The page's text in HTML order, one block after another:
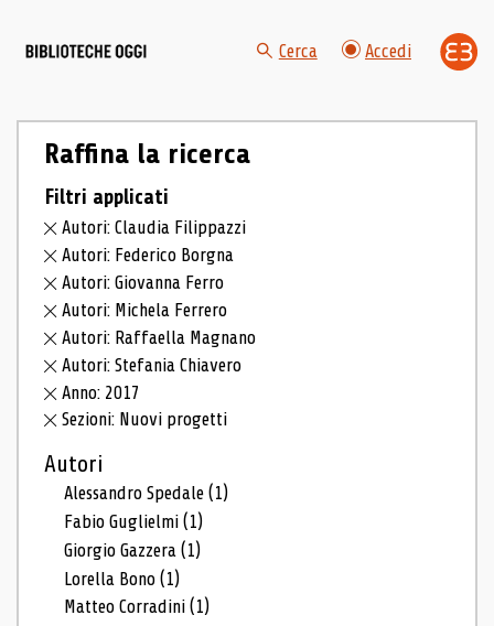
Cerca Accedi
Raffina la ricerca
Filtri applicati
Autori: Claudia Filippazzi
Autori: Federico Borgna
Autori: Giovanna Ferro
Autori: Michela Ferrero
Autori: Raffaella Magnano
Autori: Stefania Chiavero
Anno: 2017
Sezioni: Nuovi progetti
Autori
Alessandro Spedale(1)
Fabio Guglielmi(1)
Giorgio Gazzera(1)
Lorella Bono(1)
Matteo Corradini(1)